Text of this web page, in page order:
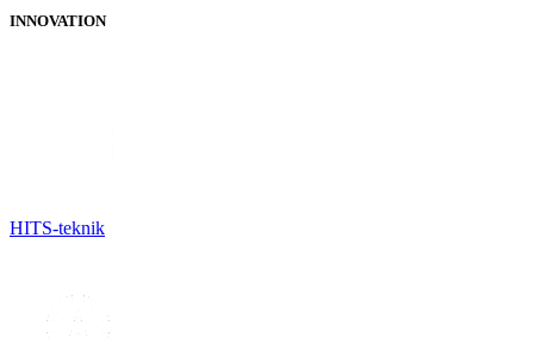
INNOVATION
HITS-teknik